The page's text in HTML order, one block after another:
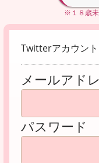
※１８歳
Twitterアカウン
メールアド
パスワード